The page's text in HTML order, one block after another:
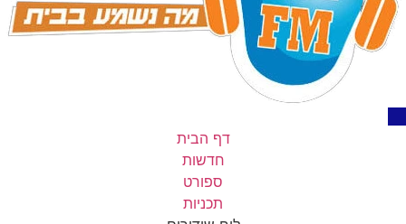
דף הבית
חדשות
ספורט
תכניות